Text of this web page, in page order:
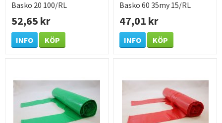
Basko 20 100/RL
52,65 kr
INFO KÖP
Basko 60 35my 15/RL
47,01 kr
INFO KÖP